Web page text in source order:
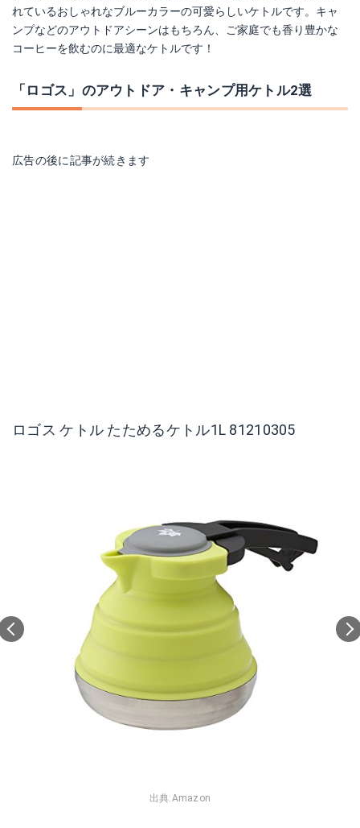
れているおしゃれなブルーカラーの可愛らしいケトルです。キャ
ンプなどのアウトドアシーンはもちろん、ご家庭でも香り豊かな
コーヒーを飲むのに最適なケトルです！
「ロゴス」のアウトドア・キャンプ用ケトル2選
広告の後に記事が続きます
ロゴス ケトル たためるケトル1L 81210305
出典:Amazon